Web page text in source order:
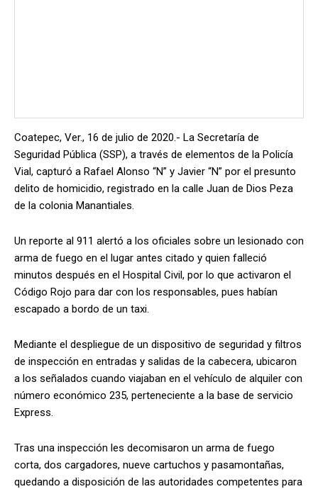
Coatepec, Ver., 16 de julio de 2020.- La Secretaría de
Seguridad Pública (SSP), a través de elementos de la Policía
Vial, capturó a Rafael Alonso “N” y Javier “N” por el presunto
delito de homicidio, registrado en la calle Juan de Dios Peza
de la colonia Manantiales.
Un reporte al 911 alertó a los oficiales sobre un lesionado con
arma de fuego en el lugar antes citado y quien falleció
minutos después en el Hospital Civil, por lo que activaron el
Código Rojo para dar con los responsables, pues habían
escapado a bordo de un taxi.
Mediante el despliegue de un dispositivo de seguridad y filtros
de inspección en entradas y salidas de la cabecera, ubicaron
a los señalados cuando viajaban en el vehículo de alquiler con
número económico 235, perteneciente a la base de servicio
Express.
Tras una inspección les decomisaron un arma de fuego
corta, dos cargadores, nueve cartuchos y pasamontañas,
quedando a disposición de las autoridades competentes para